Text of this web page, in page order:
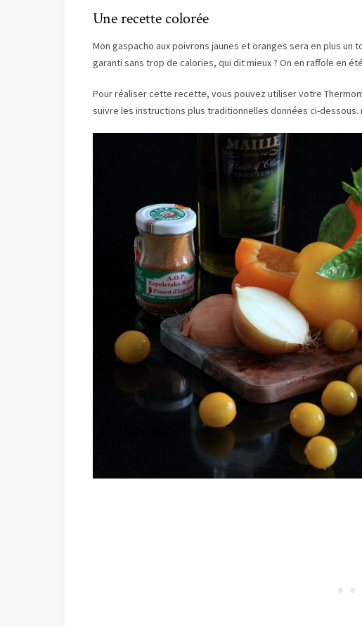
Une recette colorée
Mon gaspacho aux poivrons jaunes et oranges sera en plus
garanti sans trop de calories, qui dit mieux ? On en raffole en
Pour réaliser cette recette, vous pouvez utiliser votre
suivre les instructions plus traditionnelles données ci-dessous.